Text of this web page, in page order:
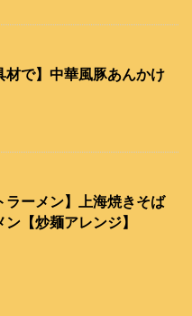
材で】中華風豚あんかけ
ラーメン】上海焼きそば
【炒麺アレンジ】